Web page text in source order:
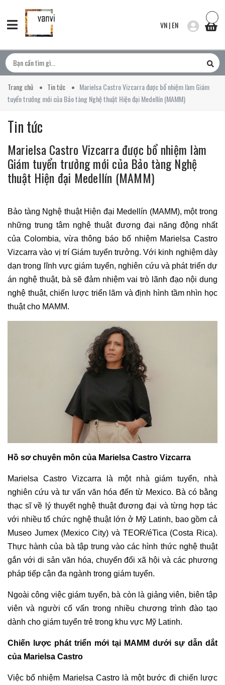
VN|EN
Trang chủ Tin tức
Marielsa Castro Vizcarra được bổ nhiệm làm Giám
tuyển trưởng mới của Bảo tàng Nghệ thuật Hiện đại Medellín (MAMM)
Tin tức
Marielsa Castro Vizcarra được bổ nhiệm làm
Giám tuyển trưởng mới của Bảo tàng Nghệ
thuật Hiện đại Medellín (MAMM)
Bảo tàng Nghệ thuật Hiện đại Medellín (MAMM), một trong
những trung tâm nghệ thuật đương đại năng động nhất
của Colombia, vừa thông báo bổ nhiệm Marielsa Castro
Vizcarra vào vị trí Giám tuyển trưởng. Với kinh nghiệm dày
dạn trong lĩnh vựcgiám tuyển, nghiên cứu và phát triển dự
án nghệ thuật, bà sẽ đảm nhiệm vai trò lãnh đạo nội dung
nghệ thuật, chiến lược triển lãm và định hình tầm nhìn học
thuật cho MAMM.
Hồ sơ chuyên môn của Marielsa Castro Vizcarra
Marielsa Castro Vizcarra là một nhà giám tuyển, nhà
nghiên cứu và tư vấn văn hóa đến từ Mexico. Bà có bằng
thạc sĩ về lý thuyết nghệ thuật đương đại và từng hợp tác
với nhiều tổ chức nghệ thuật lớn ở Mỹ Latinh, bao gồm cả
Museo Jumex (Mexico City) và TEOR/éTica (Costa Rica).
Thực hành của bà tập trung vào các hình thức nghệ thuật
gắn với di sản văn hóa, chuyển đổi xã hội và các phương
pháp tiếp cận đa ngành trong giám tuyển.
Ngoài công việcgiám tuyển, bà còn là giảng viên, biên tập
viên và người cố vấn trong nhiều chương trình đào tạo
dành cho giám tuyển trẻ trong khu vực Mỹ Latinh.
Chiến lược phát triển mới tại MAMM dưới sự dẫn dắt
của Marielsa Castro
Việc bổ nhiệm Marielsa Castro là một bước đi chiến lược